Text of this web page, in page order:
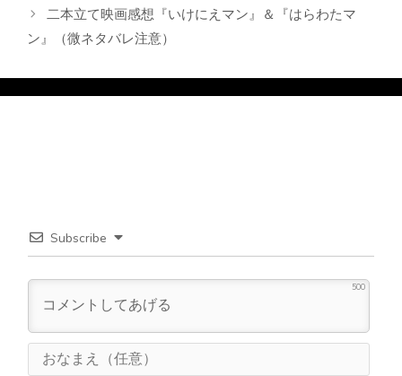
二本立て映画感想『いけにえマン』＆『はらわたマ
ン』（微ネタバレ注意）
Subscribe
500